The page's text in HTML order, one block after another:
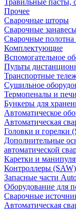
Травильные пасты,
Прочее
Сварочные шторы
Сварочные
Сварочные полотна
Комплектующие
Вспомогательное
Пульты
Транспортные
Сушильное
Термопеналы и
Бункеры для
Автоматическое
Автоматическая
Головки и горелки
Дополнительные
автоматической
Каретки и
Контроллеры (SAW)
Запасные части
Оборудование для
Сварочные
Автоматическая